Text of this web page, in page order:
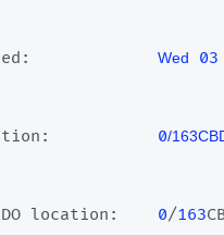
Wed 03
0/
location: 0/163